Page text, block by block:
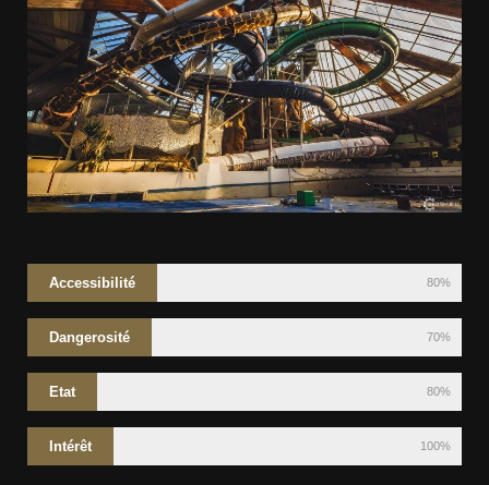
Accessibilité 80%
Dangerosité 70%
Etat 80%
Intérêt 100%